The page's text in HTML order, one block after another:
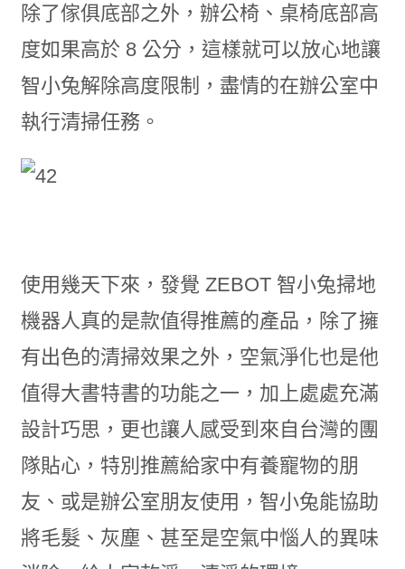
除了傢俱底部之外，辦公椅、桌椅底部高
度如果高於 8 公分，這樣就可以放心地讓
智小兔解除高度限制，盡情的在辦公室中
執行清掃任務。
使用幾天下來，發覺 ZEBOT 智小兔掃地
機器人真的是款值得推薦的產品，除了擁
有出色的清掃效果之外，空氣淨化也是他
值得大書特書的功能之一，加上處處充滿
設計巧思，更也讓人感受到來自台灣的團
隊貼心，特別推薦給家中有養寵物的朋
友、或是辦公室朋友使用，智小兔能協助
將毛髮、灰塵、甚至是空氣中惱人的異味